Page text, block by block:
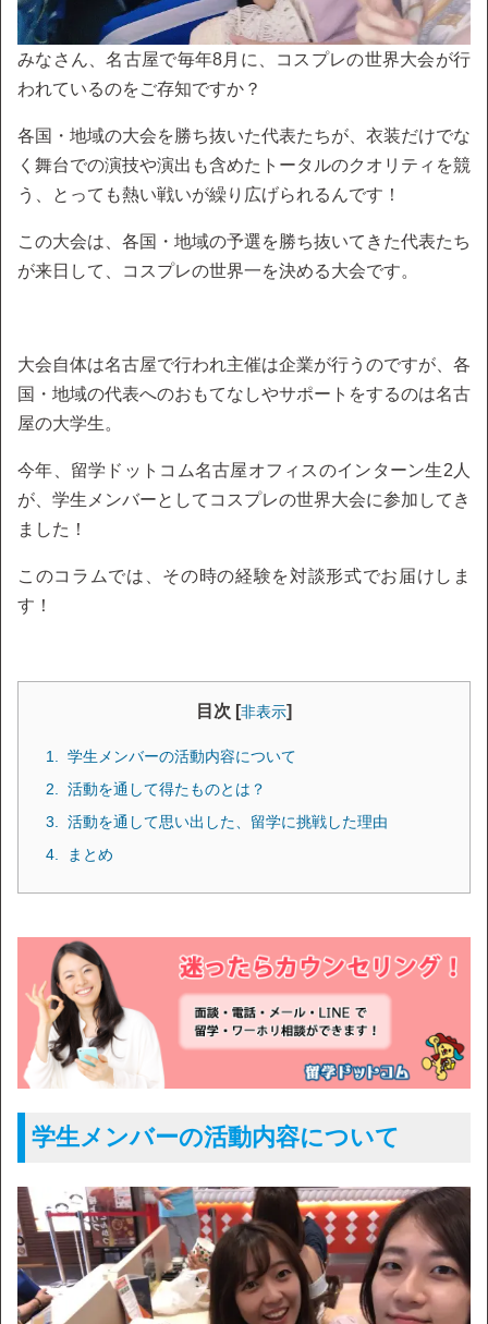
みなさん、名古屋で毎年8月に、コスプレの世界大会が行
われているのをご存知ですか？
各国・地域の大会を勝ち抜いた代表たちが、衣装だけでな
く舞台での演技や演出も含めたトータルのクオリティを競
う、とっても熱い戦いが繰り広げられるんです！
この大会は、各国・地域の予選を勝ち抜いてきた代表たち
が来日して、コスプレの世界一を決める大会です。
大会自体は名古屋で行われ主催は企業が行うのですが、各
国・地域の代表へのおもてなしやサポートをするのは名古
屋の大学生。
今年、留学ドットコム名古屋オフィスのインターン生2人
が、学生メンバーとしてコスプレの世界大会に参加してき
ました！
このコラムでは、その時の経験を対談形式でお届けしま
す！
目次 [非表示]
学生メンバーの活動内容について
活動を通して得たものとは？
活動を通して思い出した、留学に挑戦した理由
まとめ
学生メンバーの活動内容について